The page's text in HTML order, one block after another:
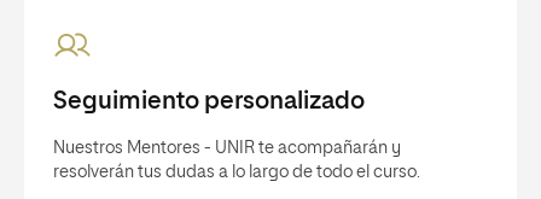
Seguimiento personalizado
Nuestros Mentores - UNIR te acompañarán y
resolverán tus dudas a lo largo de todo el curso.